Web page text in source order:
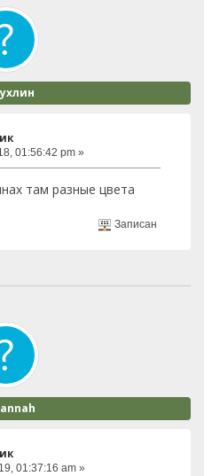
01:56:42 pm »
там разные цвета
Записан
01:37:16 am »